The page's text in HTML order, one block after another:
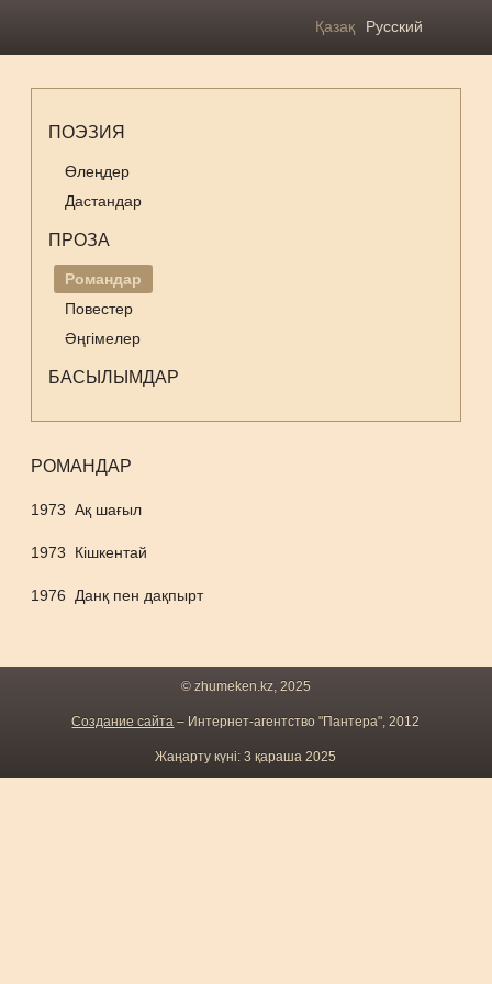
Қазақ Русский
ПОЭЗИЯ
Өлеңдер
Дастандар
ПРОЗА
Романдар
Повестер
Әңгімелер
БАСЫЛЫМДАР
РОМАНДАР
1973 Ақ шағыл
1973 Кішкентай
1976 Данқ пен дақпырт
© zhumeken.kz, 2025
Создание сайта – Интернет-агентство "Пантера", 2012
Жаңарту күні: 3 қараша 2025